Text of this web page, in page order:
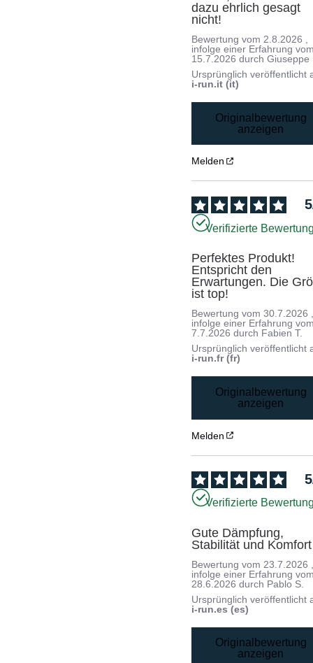
dazu ehrlich gesagt
nicht!
Bewertung vom 2.8.2026
infolge einer Erfahrung
15.7.2026 durchGiuseppe
Ursprünglich veröffentlicht
i-run.it (it)
Originalbewertung
anzeigen
Melden
5
Verifizierte
Perfektes Produkt!
Entspricht den
Erwartungen. Die
ist top!
Bewertung vom30.7.2026
infolge einer Erfahrung
7.7.2026 durch Fabien T.
Ursprünglich veröffentlicht
i-run.fr (fr)
Originalbewertung
anzeigen
Melden
5
Verifizierte
Gute Dämpfung,
Stabilität und Komfort
Bewertung vom 23.7.2026
infolge einer Erfahrung
28.6.2026 durch Pablo S.
Ursprünglich veröffentlicht
i-run.es (es)
Originalbewertung
anzeigen